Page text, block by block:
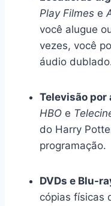
Play Filmes e
você alugue
vezes, você
áudio
Televisão por
HBO e
do Harry
programação.
DVDs e Blu-
cópias físicas